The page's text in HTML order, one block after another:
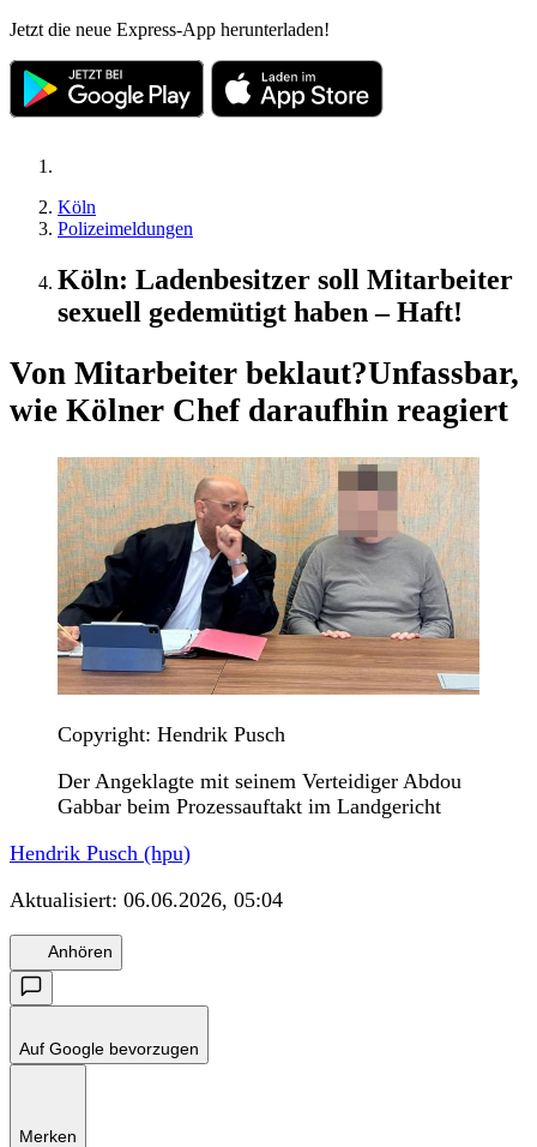
Jetzt die neue Express-App herunterladen!
Köln
Polizeimeldungen
Köln: Ladenbesitzer soll Mitarbeiter
sexuell gedemütigt haben – Haft!
Von Mitarbeiter beklaut?Unfassbar,
wie Kölner Chef daraufhin reagiert
Copyright: Hendrik Pusch
Der Angeklagte mit seinem Verteidiger Abdou
Gabbar beim Prozessauftakt im Landgericht
Hendrik Pusch (hpu)
Aktualisiert: 06.06.2026, 05:04
Anhören
Auf Google bevorzugen
Merken